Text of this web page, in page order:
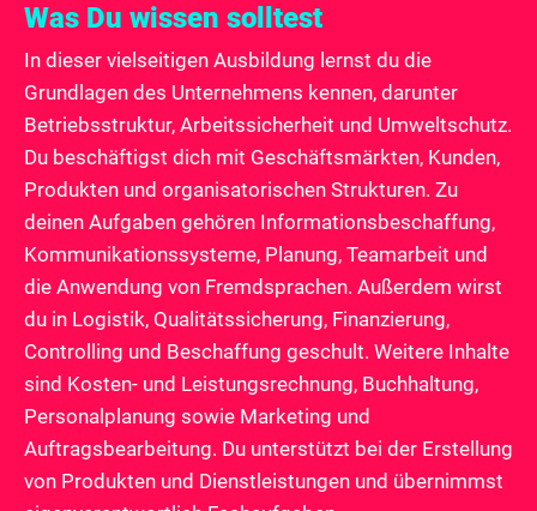
Was Du wissen solltest
In dieser vielseitigen Ausbildung lernst du die
Grundlagen des Unternehmens kennen, darunter
Betriebsstruktur, Arbeitssicherheit und Umweltschutz.
Du beschäftigst dich mit Geschäftsmärkten, Kunden,
Produkten und organisatorischen Strukturen. Zu
deinen Aufgaben gehören Informationsbeschaffung,
Kommunikationssysteme, Planung, Teamarbeit und
die Anwendung von Fremdsprachen. Außerdem wirst
du in Logistik, Qualitätssicherung, Finanzierung,
Controlling und Beschaffung geschult. Weitere Inhalte
sind Kosten- und Leistungsrechnung, Buchhaltung,
Personalplanung sowie Marketing und
Auftragsbearbeitung. Du unterstützt bei der Erstellung
von Produkten und Dienstleistungen und übernimmst